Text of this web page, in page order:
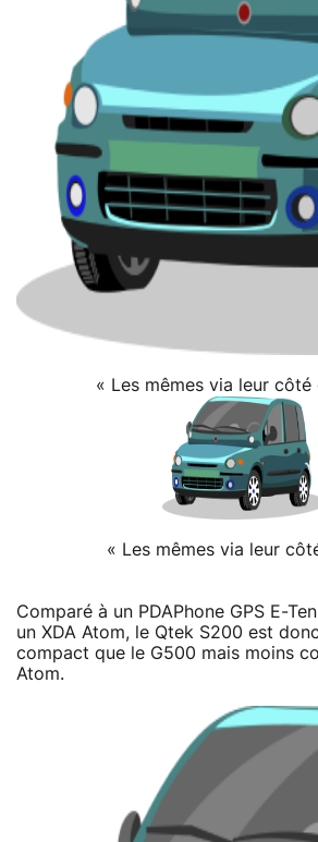
« Les mêmes via leur côté
« Les mêmes via leur
Comparé à un PDAPhone GPS E-
un XDA Atom, le Qtek S200 est
compact que le G500 mais moins
Atom.